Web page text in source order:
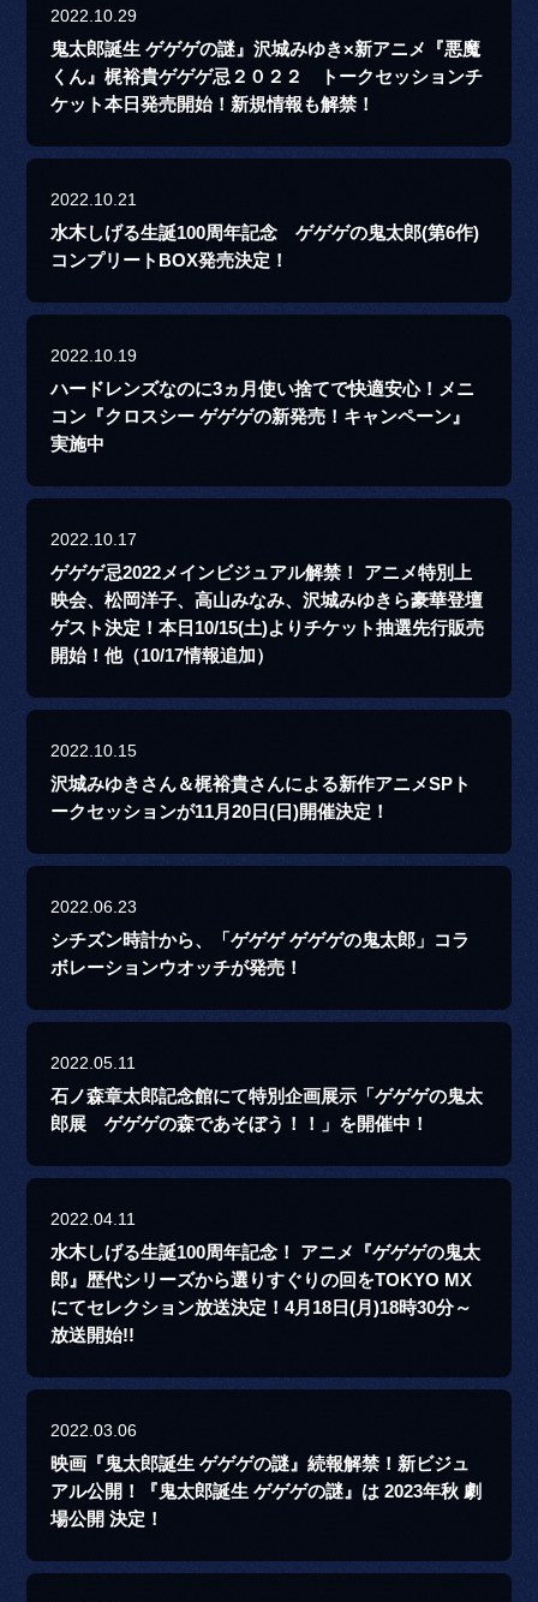
2022.10.29
鬼太郎誕生 ゲゲゲの謎』沢城みゆき×新アニメ『悪魔
くん』梶裕貴ゲゲゲ忌２０２２ トークセッションチ
ケット本日発売開始！新規情報も解禁！
2022.10.21
水木しげる生誕100周年記念 ゲゲゲの鬼太郎(第6作)
コンプリートBOX発売決定！
2022.10.19
ハードレンズなのに3ヵ月使い捨てで快適安心！メニ
コン『クロスシー ゲゲゲの新発売！キャンペーン』
実施中
2022.10.17
ゲゲゲ忌2022メインビジュアル解禁！ アニメ特別上
映会、松岡洋子、高山みなみ、沢城みゆきら豪華登壇
ゲスト決定！本日10/15(土)よりチケット抽選先行販売
開始！他（10/17情報追加）
2022.10.15
沢城みゆきさん＆梶裕貴さんによる新作アニメSPト
ークセッションが11月20日(日)開催決定！
2022.06.23
シチズン時計から、「ゲゲゲ ゲゲゲの鬼太郎」コラ
ボレーションウオッチが発売！
2022.05.11
石ノ森章太郎記念館にて特別企画展示「ゲゲゲの鬼太
郎展 ゲゲゲの森であそぼう！！」を開催中！
2022.04.11
水木しげる生誕100周年記念！ アニメ『ゲゲゲの鬼太
郎』歴代シリーズから選りすぐりの回をTOKYO MX
にてセレクション放送決定！4月18日(月)18時30分～
放送開始!!
2022.03.06
映画『鬼太郎誕生 ゲゲゲの謎』続報解禁！新ビジュ
アル公開！『鬼太郎誕生 ゲゲゲの謎』は 2023年秋 劇
場公開 決定！